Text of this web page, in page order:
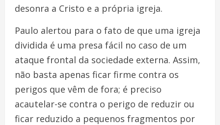
desonra a Cristo e a própria igreja.
Paulo alertou para o fato de que uma igreja
dividida é uma presa fácil no caso de um
ataque frontal da sociedade externa. Assim,
não basta apenas ficar firme contra os
perigos que vêm de fora; é preciso
acautelar-se contra o perigo de reduzir ou
ficar reduzido a pequenos fragmentos por